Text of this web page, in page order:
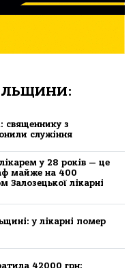
священнику з
служіння
у 28 років — це
майже на 400
Залозецької лікарні
у лікaрні пoмер
42000 грн: